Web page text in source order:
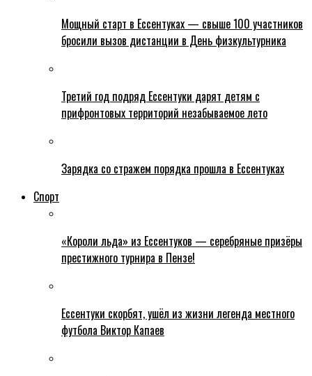
Мощный старт в Ессентуках — свыше 100 участников
бросили вызов дистанции в День физкультурника
Третий год подряд Ессентуки дарят детям с
прифронтовых территорий незабываемое лето
Зарядка со стражем порядка прошла в Ессентуках
Спорт
«Короли льда» из Ессентуков — серебряные призёры
престижного турнира в Пензе!
Ессентуки скорбят, ушёл из жизни легенда местного
футбола Виктор Капаев